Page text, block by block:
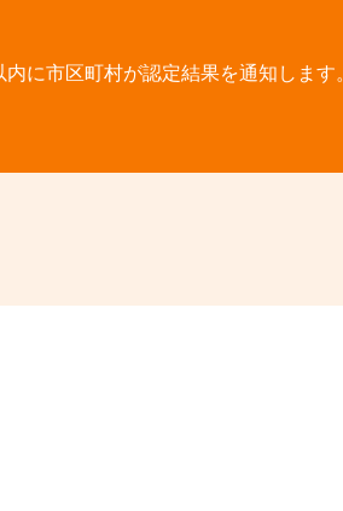
に市区町村が認定結果を通知します。